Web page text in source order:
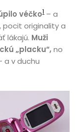
véčko1– a
pocit originality a
lákajú. Muži
„placku“, no
a v duchu